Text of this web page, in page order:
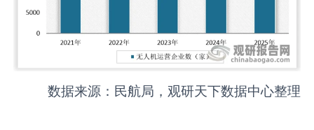
数据来源：民航局，观研天下数据中心整理